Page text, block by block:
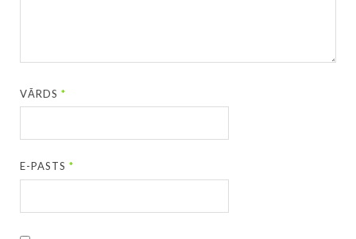
VĀRDS*
E-PASTS*